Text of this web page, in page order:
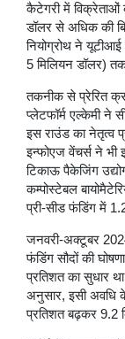
कैटेगरी में विक्रेताओं
डॉलर से अधिक की
नियोग्रोथ ने
5 मिलियन डॉलर)
तकनीक से प्रेरित
प्लेटफॉर्म एल्केमी ने
इस राउंड का नेतृत्व
इन्फोएज वेंचर्स ने भी
टिकाऊ पैकेजिंग
कम्पोस्टेबल
प्री-सीड फंडिंग में
जनवरी-अक्टूबर
फंडिंग सौदों की
प्रतिशत का सुधार
अनुसार, इसी अवधि
प्रतिशत बढ़कर 9.2